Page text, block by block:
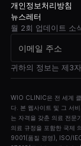
개인정보처리방침
뉴스레터
월 2회 업데이트 소
귀하의 정보는 제3
WIO CLINIC은 전 세계
다. 본 웹사이트 및 그 서
는 자격을 갖춘 의료 전문
의료 규정을 포함한 국제
9001(품질 경영), ISO/